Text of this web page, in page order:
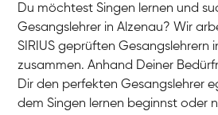
Du möchtest Singen lernen und
Gesangslehrer in Alzenau? Wir
SIRIUS geprüften Gesangslehrern
zusammen. Anhand Deiner
Dir den perfekten Gesangslehrer
dem Singen lernen beginnst oder